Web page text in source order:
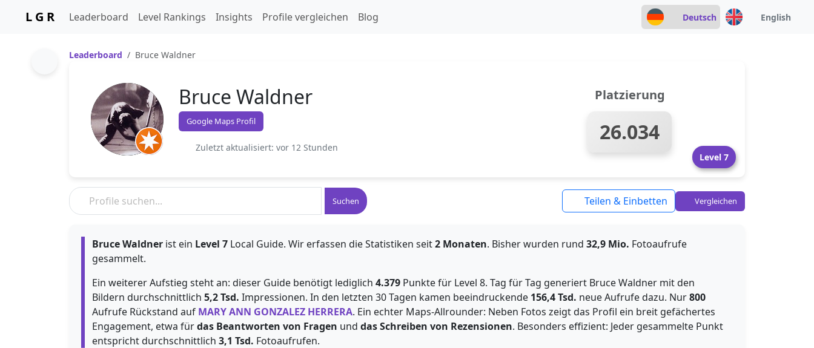
L G R Leaderboard Level Rankings Insights Profile vergleichen Blog Deutsch English
Leaderboard Bruce Waldner
Bruce Waldner
Google Maps Profil
Zuletzt aktualisiert: vor 12 Stunden
Platzierung
26.034
Level 7
Suchen Teilen & Einbetten Vergleichen
Bruce Waldner ist ein Level 7 Local Guide. Wir erfassen die Statistiken seit2 Monaten. Bisher wurden rund 32,9 Mio. Fotoaufrufe
gesammelt.
Ein weiterer Aufstieg steht an: dieser Guide benötigt lediglich 4.379 Punkte für Level 8. Tag für Tag generiert Bruce Waldner mit den
Bildern durchschnittlich 5,2 Tsd. Impressionen. In den letzten 30 Tagen kamen beeindruckende 156,4 Tsd. neue Aufrufe dazu. Nur800
Aufrufe Rückstand auf MARY ANN GONZALEZ HERRERA. Ein echter Maps-Allrounder: Neben Fotos zeigt das Profil ein breit gefächertes
Engagement, etwa fürdas Beantworten von Fragen und das Schreiben von Rezensionen. Besonders effizient: Jeder gesammelte Punkt
entspricht durchschnittlich 3,1 Tsd. Fotoaufrufen.